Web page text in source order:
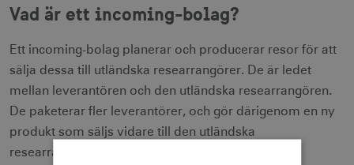
Vad är ett incoming-bolag?
Ett incoming-bolag planerar och producerar resor för att
sälja dessa till utländska researrangörer. De är ledet
mellan leverantören och den utländska researrangören.
De paketerar fler leverantörer, och gör därigenom en ny
produkt som säljs vidare till den utländska
researrangören.